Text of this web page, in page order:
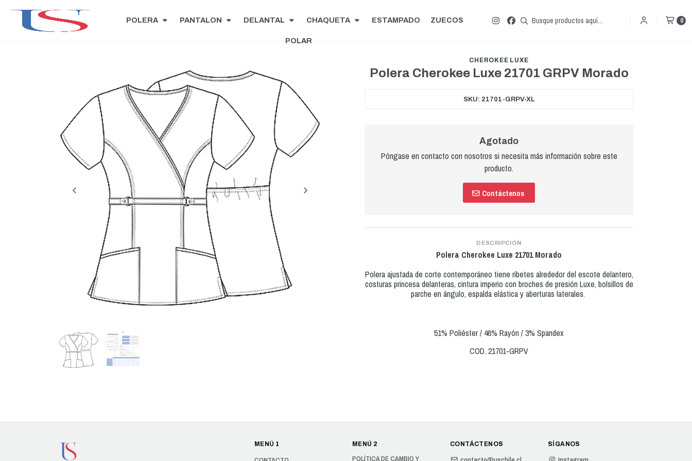
POLERA PANTALON DELANTAL CHAQUETA ESTAMPADO ZUECOS
POLAR
0
CHEROKEE LUXE
Polera Cherokee Luxe 21701 GRPV Morado
SKU: 21701-GRPV-XL
Agotado
Póngase en contacto con nosotros si necesita más información sobre este
producto.
Contáctenos
DESCRIPCIÓN
Polera Cherokee Luxe 21701 Morado
Polera ajustada de corte contemporáneo tiene ribetes alrededor del escote delantero,
costuras princesa delanteras, cintura imperio con broches de presión Luxe, bolsillos de
parche en ángulo, espalda elástica y aberturas laterales.
51% Poliéster / 46% Rayón / 3% Spandex
COD. 21701-GRPV
MENÚ 1 MENÚ 2
POLÍTICA DE CAMBIO Y
CONTÁCTENOS SÍGANOS